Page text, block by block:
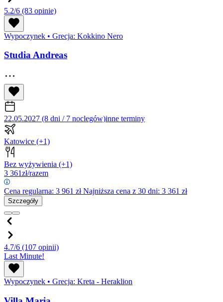
5.2/6 (83 opinie)
Wypoczynek • Grecja: Kokkino Nero
Studia Andreas
22.05.2027 (8 dni / 7 noclegów)inne terminy
Katowice (+1)
Bez wyżywienia (+1)
3 361zł/razem
Cena regularna: 3 961 złNajniższa cena z 30 dni: 3 361 zł
Szczegóły
4.7/6 (107 opinii)
Last Minute!
Wypoczynek • Grecja: Kreta - Heraklion